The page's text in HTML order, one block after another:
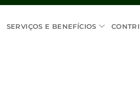
SERVIÇOS E BENEFÍCIOS